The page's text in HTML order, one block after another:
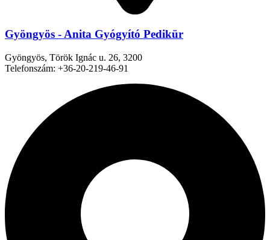
Gyöngyös - Anita Gyógyító Pedikür
Gyöngyös, Török Ignác u. 26, 3200
Telefonszám: +36-20-219-46-91